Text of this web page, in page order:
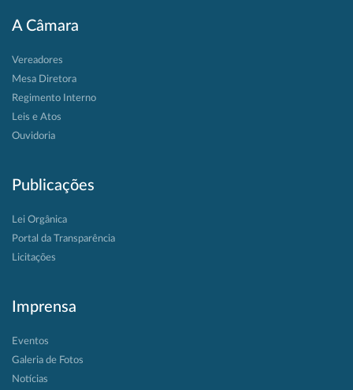
A Câmara
Vereadores
Mesa Diretora
Regimento Interno
Leis e Atos
Ouvidoria
Publicações
Lei Orgânica
Portal da Transparência
Licitações
Imprensa
Eventos
Galeria de Fotos
Notícias